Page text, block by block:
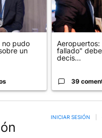
no pudo
un
Aeropuertos:
fallado"
decis...
39
INICIAR SESIÓN